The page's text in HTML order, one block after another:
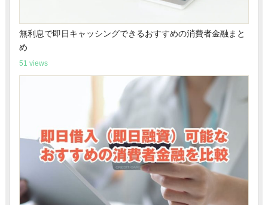
無利息で即日キャッシングできるおすすめの消費者金融まと
め
51 views